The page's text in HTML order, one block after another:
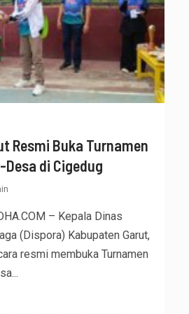
Resmi Buka Turnamen
di Cigedug
– Kepala Dinas
(Dispora) Kabupaten Garut,
resmi membuka Turnamen